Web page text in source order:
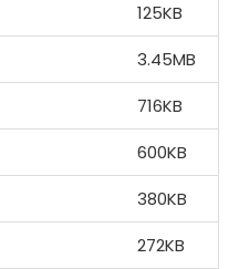
125KB
3.45MB
716KB
600KB
380KB
272KB